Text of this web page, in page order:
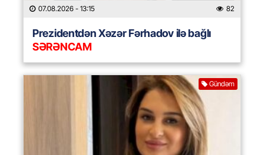
07.08.2026 - 13:15 82
Prezidentdən Xəzər Fərhadov ilə bağlı
SƏRƏNCAM
Gündəm